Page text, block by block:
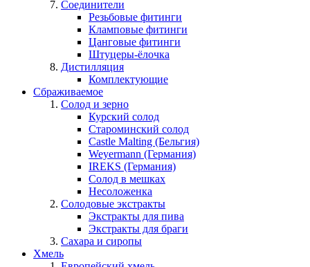
Соединители
Резьбовые фитинги
Кламповые фитинги
Цанговые фитинги
Штуцеры-ёлочка
Дистилляция
Комплектующие
Сбраживаемое
Солод и зерно
Курский солод
Староминский солод
Castle Malting (Бельгия)
Weyermann (Германия)
IREKS (Германия)
Солод в мешках
Несоложенка
Солодовые экстракты
Экстракты для пива
Экстракты для браги
Сахара и сиропы
Хмель